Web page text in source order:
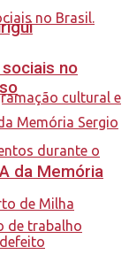
no
da Memória